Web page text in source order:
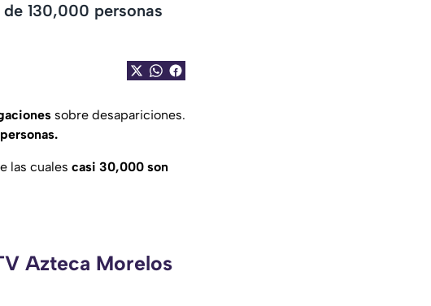
130,000 personas
sobre desapariciones.
las cuales casi 30,000 son
Azteca Morelos